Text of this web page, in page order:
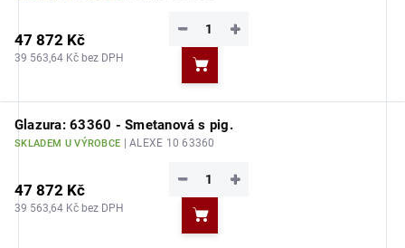
47 872 Kč
39 563,64 Kč bez DPH
+
−
Do košíku
Glazura: 63360 - Smetanová s pig.
SKLADEM U VÝROBCE | ALEXE 10 63360
47 872 Kč
39 563,64 Kč bez DPH
+
−
Do košíku